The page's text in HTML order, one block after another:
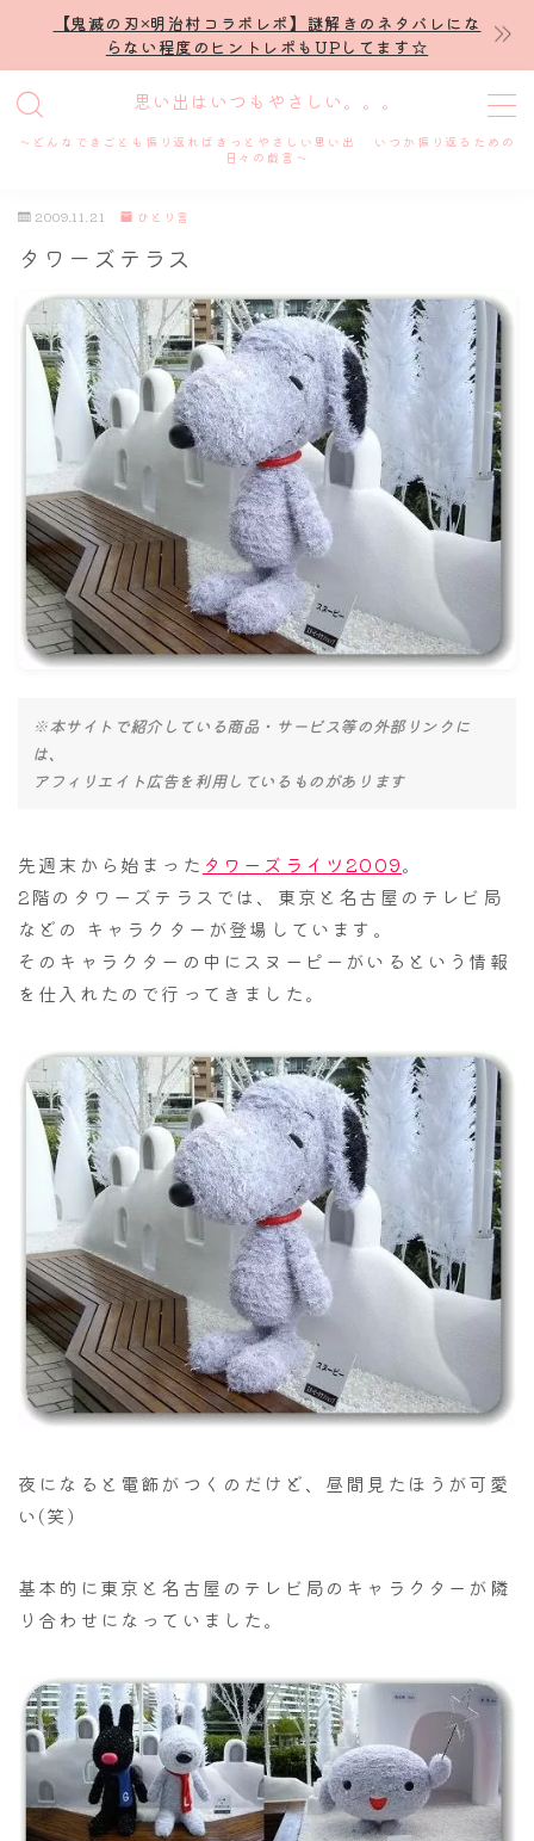
【鬼滅の刃×明治村コラボレポ】謎解きのネタバレにな
らない程度のヒントレポもUPしてます☆
思い出はいつもやさしい。。。
～どんなできごとも振り返ればきっとやさしい思い出 いつか振り返るための
日々の戯言～
MENU
プロフィール
謎解き
ホテル滞在記
舞台・ライブ
名古屋
ナナちゃん人形
2009.11.21 ひとり言
タワーズテラス
※本サイトで紹介している商品・サービス等の外部リンクに
は、
アフィリエイト広告を利用しているものがあります
先週末から始まった タワーズライツ2009。
2階のタワーズテラスでは、東京と名古屋のテレビ局
などの キャラクターが登場しています。
そのキャラクターの中にスヌーピーがいるという情報
を仕入れたので行ってきました。
夜になると電飾がつくのだけど、昼間見たほうが可愛
い(笑)
基本的に東京と名古屋のテレビ局のキャラクターが隣
り合わせになっていました。